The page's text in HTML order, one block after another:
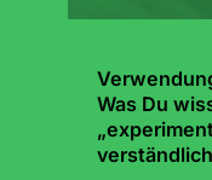
Was Du